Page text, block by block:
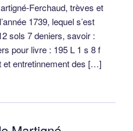
Ferchaud, trèves et
1739, lequel s’est
sols 7 deniers, savoir :
pour livre : 195 L 1 s 8 f
et entretinnement des […]